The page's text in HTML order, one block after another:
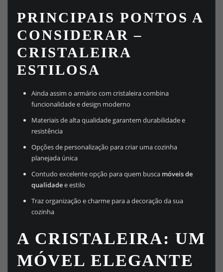
PRINCIPAIS PONTOS A
CONSIDERAR –
CRISTALEIRA
ESTILOSA
Ainda assim o armário com cristaleira combina
funcionalidade e design moderno
Materiais de alta qualidade garantem durabilidade e
resistência
Opções de personalização para criar uma cozinha
planejada única
Contudo excelente opção para quem busca móveis de
qualidadee estilo
Traz organização e charme para a decoração da sua
cozinha
A CRISTALEIRA: UM
MÓVEL ELEGANTE